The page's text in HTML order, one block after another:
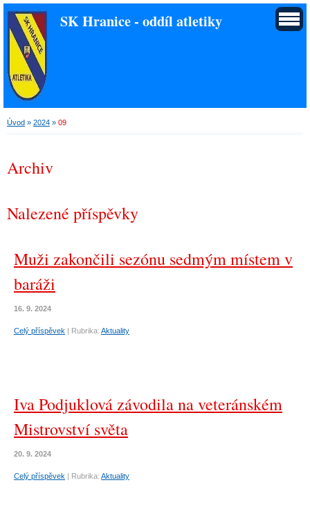
SK Hranice - oddíl atletiky
Úvod » 2024 » 09
Archiv
Nalezené příspěvky
Muži zakončili sezónu sedmým místem v
baráži
16. 9. 2024
Celý příspěvek | Rubrika: Aktuality
Iva Podjuklová závodila na veteránském
Mistrovství světa
20. 9. 2024
Celý příspěvek | Rubrika: Aktuality